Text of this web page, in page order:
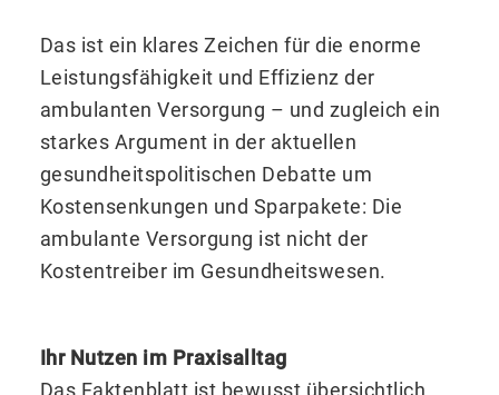
Das ist ein klares Zeichen für die enorme
Leistungsfähigkeit und Effizienz der
ambulanten Versorgung – und zugleich ein
starkes Argument in der aktuellen
gesundheitspolitischen Debatte um
Kostensenkungen und Sparpakete: Die
ambulante Versorgung ist nicht der
Kostentreiber im Gesundheitswesen.
Ihr Nutzen im Praxisalltag